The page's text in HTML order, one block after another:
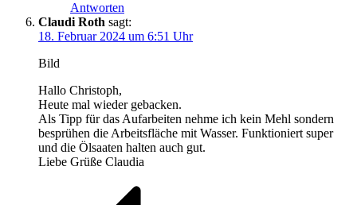
Antworten
Claudi Roth sagt:
18. Februar 2024 um 6:51 Uhr
Bild
Hallo Christoph,
Heute mal wieder gebacken.
Als Tipp für das Aufarbeiten nehme ich kein Mehl sondern
besprühen die Arbeitsfläche mit Wasser. Funktioniert super
und die Ölsaaten halten auch gut.
Liebe Grüße Claudia